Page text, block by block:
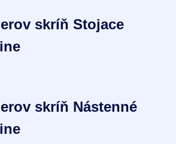
skríň Stojace
skríň Nástenné